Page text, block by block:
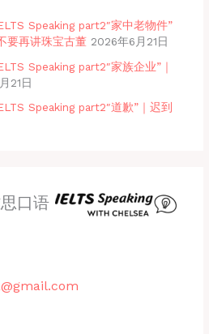
Speaking part2″家中老物件”
要再讲珠宝古董 2026年6月21日
Speaking part2″家族企业”｜
21日
Speaking part2″道歉”｜迟到
思口语